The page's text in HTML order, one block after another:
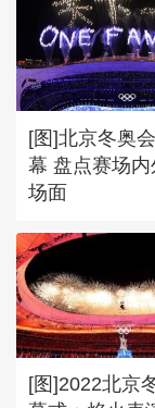
[图]北京冬奥
幕 盘点赛场内
场面
[图]2022北京